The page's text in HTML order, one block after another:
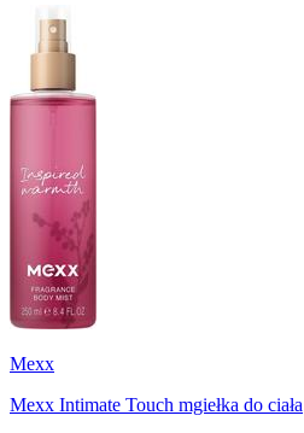
Mexx
Mexx Intimate Touch mgiełka do ciała